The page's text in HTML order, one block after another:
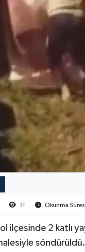
11 Okunma
ilçesinde 2 katlı
söndürüldü.